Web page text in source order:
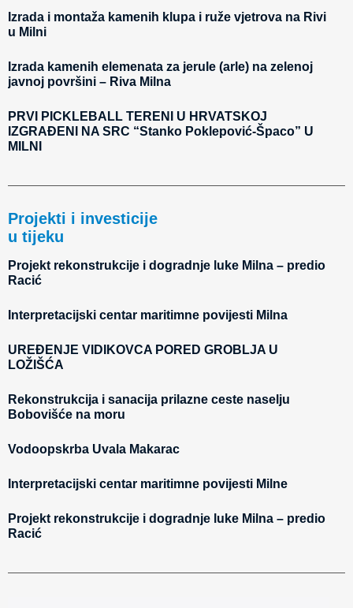
Izrada i montaža kamenih klupa i ruže vjetrova na Rivi
u Milni
Izrada kamenih elemenata za jerule (arle) na zelenoj
javnoj površini – Riva Milna
PRVI PICKLEBALL TERENI U HRVATSKOJ
IZGRAĐENI NA SRC “Stanko Poklepović-Špaco” U
MILNI
Projekti i investicije
u tijeku
Projekt rekonstrukcije i dogradnje luke Milna – predio
Racić
Interpretacijski centar maritimne povijesti Milna
UREĐENJE VIDIKOVCA PORED GROBLJA U
LOŽIŠĆA
Rekonstrukcija i sanacija prilazne ceste naselju
Bobovišće na moru
Vodoopskrba Uvala Makarac
Interpretacijski centar maritimne povijesti Milne
Projekt rekonstrukcije i dogradnje luke Milna – predio
Racić